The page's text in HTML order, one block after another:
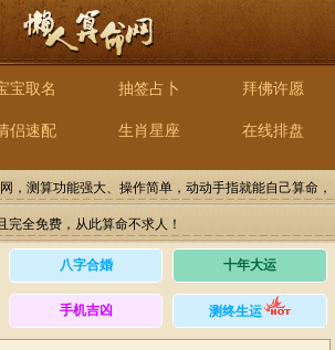
宝取名 抽签占卜 拜佛许愿
侣速配 生肖星座 在线排盘
，测算功能强大、操作简单，动动手指就能自己算命，
完全免费，从此算命不求人！
八字合婚 十年大运
手机吉凶 测终生运